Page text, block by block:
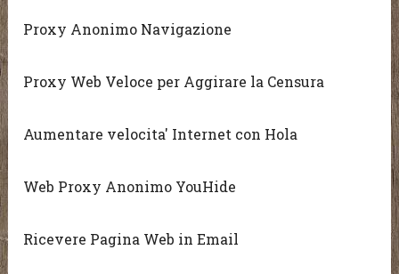
Proxy Anonimo Navigazione
Proxy Web Veloce per Aggirare la Censura
Aumentare velocita' Internet con Hola
Web Proxy Anonimo YouHide
Ricevere Pagina Web in Email